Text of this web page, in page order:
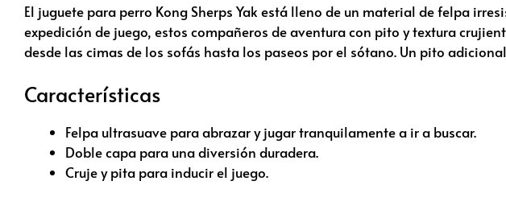
El juguete para perro Kong Sherps Yak está lleno de un material de felpa
expedición de juego, estos compañeros de aventura con pito y textura
desde las cimas de los sofás hasta los paseos por el sótano. Un pito
Características
Felpa ultrasuave para abrazar y jugar tranquilamente a ir a buscar.
Doble capa para una diversión duradera.
Cruje y pita para inducir el juego.